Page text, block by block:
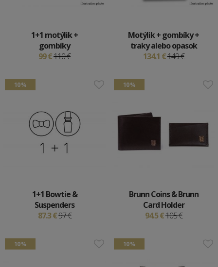
1+1 motýlik +
gombíky
99 €110 €
Motýlik + gombíky +
traky alebo opasok
134.1 €149 €
10 %
1+1 Bowtie &
Suspenders
87.3 €97 €
10 %
Brunn Coins & Brunn
Card Holder
94.5 €105 €
10 % 10 %